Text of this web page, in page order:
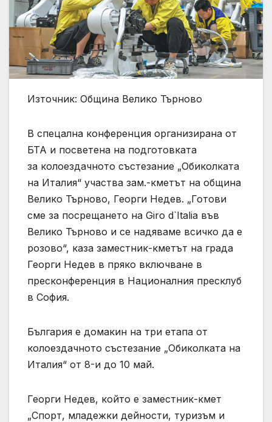
Източник: Община Велико Търново
В спецална конференция организирана от
БТА и посветена на подготовката
за колоездачното състезание „Обиколката
на Италия“ участва зам.-кметът на община
Велико Търново, Георги Недев. „Готови
сме за посрещането на Giro d`Italia във
Велико Търново и се надяваме всичко да е
розово“, каза заместник-кметът на града
Георги Недев в пряко включване в
пресконференция в Националния пресклуб
в София.
България е домакин на три етапа от
колоездачното състезание „Обиколката на
Италия“ от 8-и до 10 май.
Георги Недев, който е заместник-кмет
„Спорт, младежки дейности, туризъм и